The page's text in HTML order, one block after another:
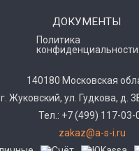
ДОКУМЕНТЫ
Политика
конфиденциальности
140180 Московская
г. Жуковский, ул. Гудкова, д.
Тел.: +7 (499) 117-03-
zakaz@a-s-i.ru